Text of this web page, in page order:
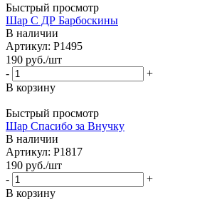
Быстрый просмотр
Шар С ДР Барбоскины
В наличии
Артикул: Р1495
190 руб./шт
-
+
В корзину
Быстрый просмотр
Шар Спасибо за Внучку
В наличии
Артикул: Р1817
190 руб./шт
-
+
В корзину